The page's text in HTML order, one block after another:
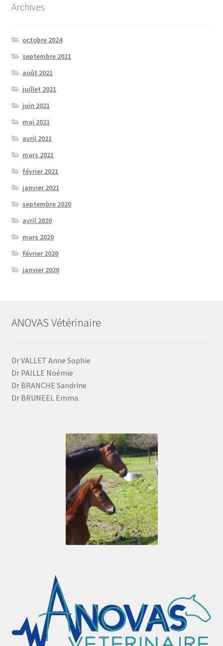
Archives
octobre 2024
septembre 2021
août 2021
juillet 2021
juin 2021
mai 2021
avril 2021
mars 2021
février 2021
janvier 2021
septembre 2020
avril 2020
mars 2020
février 2020
janvier 2020
ANOVAS Vétérinaire
Dr VALLET Anne Sophie
Dr PAILLE Noémie
Dr BRANCHE Sandrine
Dr BRUNEEL Emma